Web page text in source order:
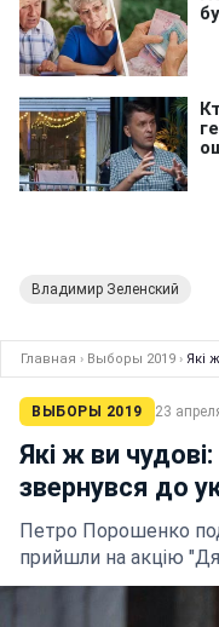
Владимир Зеленский
Главная › Выборы 2019 › Які
ВЫБОРЫ 2019 23
Які ж ви
звернувся до
Петро Порошенко
прийшли на акцію